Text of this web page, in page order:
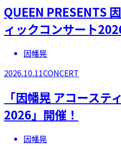
QUEEN PRESENTS
ィックコンサート
因幡晃
2026.10.11CONCERT
「因幡晃 アコーステ
2026」開催！
因幡晃